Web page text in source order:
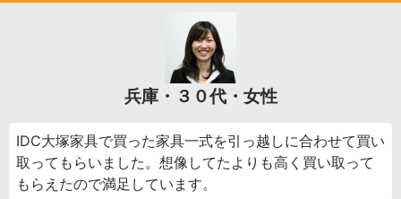
兵庫・３０代・女性
IDC大塚家具で買った家具一式を引っ越しに合わせて買い
取ってもらいました。想像してたよりも高く買い取って
もらえたので満足しています。